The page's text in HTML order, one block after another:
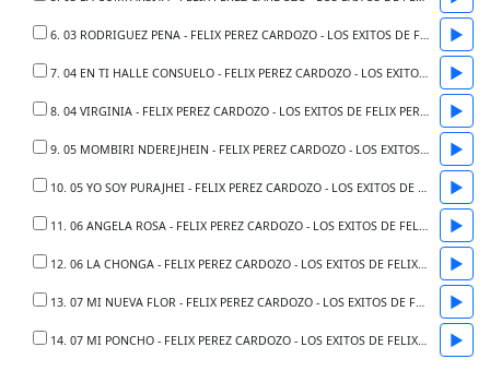
6. 03 RODRIGUEZ PENA - FELIX PEREZ CARDOZO - LOS EXITOS DE FELIX PEREZ CARDOZO ▶
7. 04 EN TI HALLE CONSUELO - FELIX PEREZ CARDOZO - LOS EXITOS DE FELIX PEREZ CARDOZO ▶
8. 04 VIRGINIA - FELIX PEREZ CARDOZO - LOS EXITOS DE FELIX PEREZ CARDOZO ▶
9. 05 MOMBIRI NDEREJHEIN - FELIX PEREZ CARDOZO - LOS EXITOS DE FELIX PEREZ CARDOZO ▶
10. 05 YO SOY PURAJHEI - FELIX PEREZ CARDOZO - LOS EXITOS DE FELIX PEREZ CARDOZO ▶
11. 06 ANGELA ROSA - FELIX PEREZ CARDOZO - LOS EXITOS DE FELIX PEREZ CARDOZO ▶
12. 06 LA CHONGA - FELIX PEREZ CARDOZO - LOS EXITOS DE FELIX PEREZ CARDOZO ▶
13. 07 MI NUEVA FLOR - FELIX PEREZ CARDOZO - LOS EXITOS DE FELIX PEREZ CARDOZO ▶
14. 07 MI PONCHO - FELIX PEREZ CARDOZO - LOS EXITOS DE FELIX PEREZ CARDOZO ▶